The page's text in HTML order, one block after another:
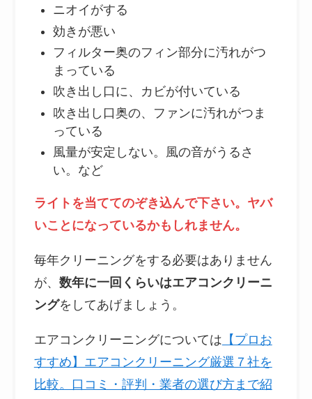
ニオイがする
効きが悪い
フィルター奥のフィン部分に汚れがつ
まっている
吹き出し口に、カビが付いている
吹き出し口奥の、ファンに汚れがつま
っている
風量が安定しない。風の音がうるさ
い。など
ライトを当ててのぞき込んで下さい。ヤバ
いことになっているかもしれません。
毎年クリーニングをする必要はありません
が、 数年に一回くらいはエアコンクリーニ
ングをしてあげましょう。
エアコンクリーニングについては 【プロお
すすめ】エアコンクリーニング厳選７社を
比較。口コミ・評判・業者の選び方まで紹